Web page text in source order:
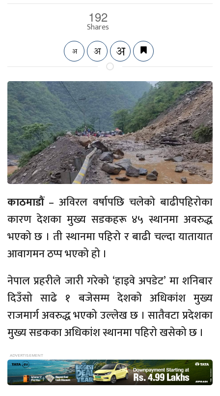
192
Shares
काठमाडौं – अविरल वर्षापछि चलेको बाढीपहिरोका
कारण देशका मुख्य सडकहरू ४५ स्थानमा अवरुद्ध
भएको छ । ती स्थानमा पहिरो र बाढी चल्दा यातायात
आवागमन ठप्प भएको हो ।
नेपाल प्रहरीले जारी गरेको ‘हाइवे अपडेट’ मा शनिबार
दिउँसो साढे १ बजेसम्म देशको अधिकांश मुख्य
राजमार्ग अवरुद्ध भएको उल्लेख छ । सातैवटा प्रदेशका
मुख्य सडकका अधिकांश स्थानमा पहिरो खसेको छ ।